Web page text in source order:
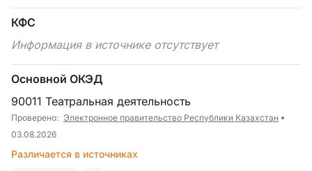
КФС
Информация в источнике отсутствует
Основной ОКЭД
90011 Театральная деятельность
Проверено: Электронное правительство Республики Казахстан
03.08.2026
Различается в источниках